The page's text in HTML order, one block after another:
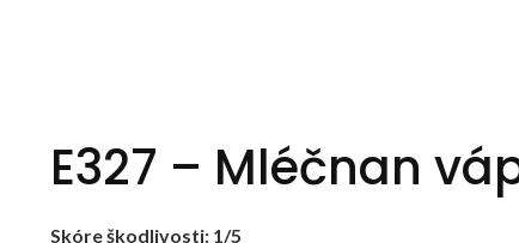
E327 – Mléčnan
Skóre škodlivosti: 1/5